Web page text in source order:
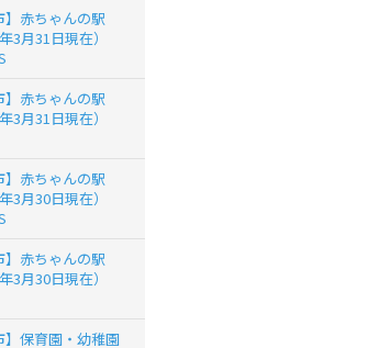
】赤ちゃんの駅
3月31日現在）
】赤ちゃんの駅
3月31日現在）
】赤ちゃんの駅
3月30日現在）
】赤ちゃんの駅
3月30日現在）
】保育園・幼稚園